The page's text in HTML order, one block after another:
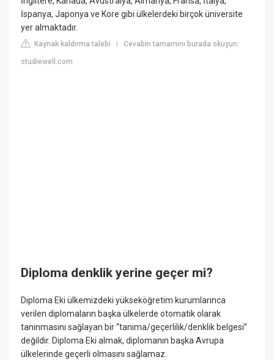
İspanya, Japonya ve Kore gibi ülkelerdeki birçok üniversite
yer almaktadır.
Kaynak kaldırma talebi |Cevabın tamamını burada okuyun:
studiewell.com
Diploma denklik yerine geçer mi?
Diploma Eki ülkemizdeki yükseköğretim kurumlarınca
verilen diplomaların başka ülkelerde otomatik olarak
tanınmasını sağlayan bir “tanıma/geçerlilik/denklik belgesi”
değildir. Diploma Eki almak, diplomanın başka Avrupa
ülkelerinde geçerli olmasını sağlamaz.